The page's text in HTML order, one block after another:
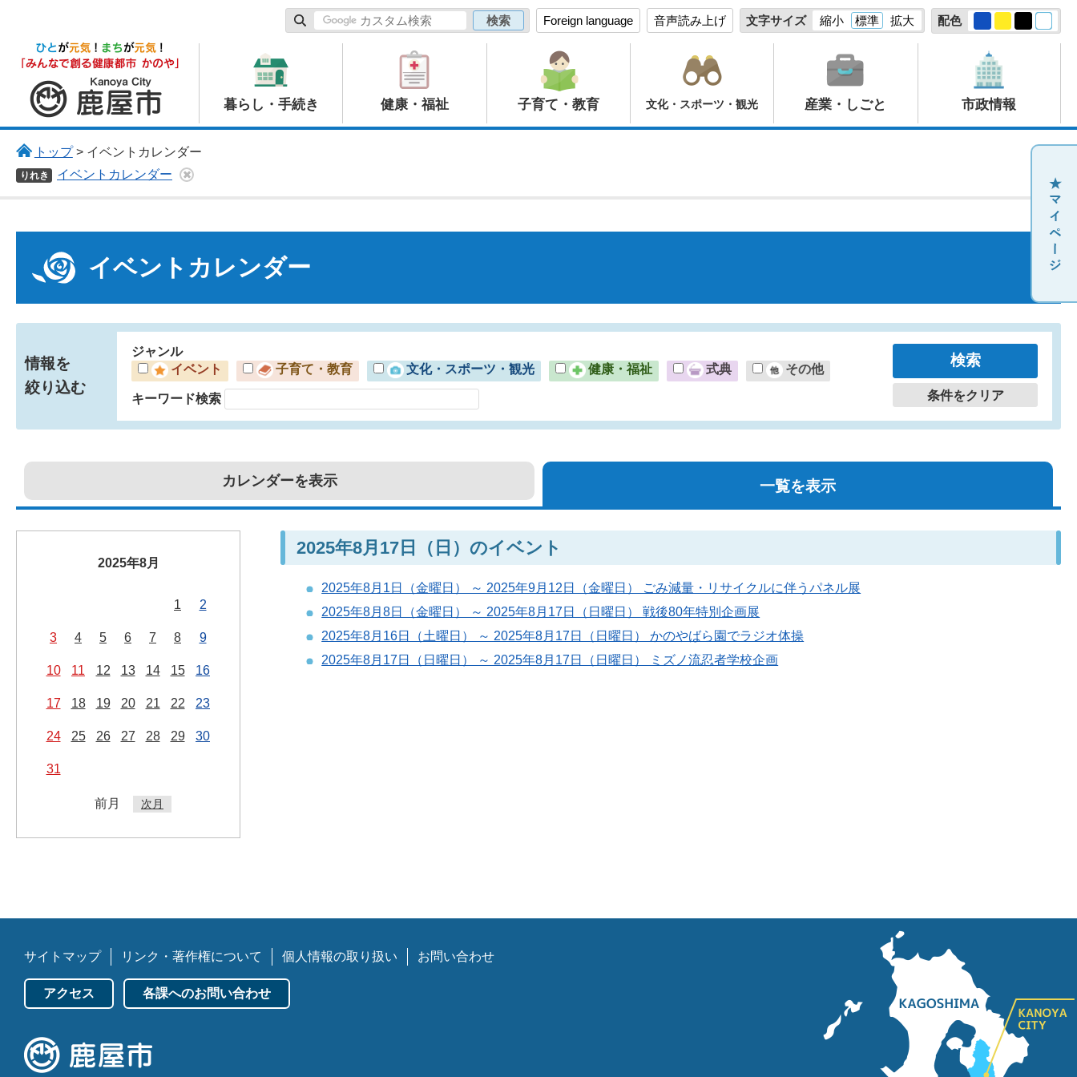
Foreign language 音声読み上げ 文字サイズ 縮小 標準 拡大 配色
鹿屋市
暮らし・手続き 健康・福祉 子育て・教育 文化・スポーツ・観光 産業・しごと 市政情報
トップ> イベントカレンダー
りれき イベントカレンダー
イベントカレンダー
情報を
絞り込む
ジャンル
イベント
子育て・教育 文化・スポーツ・観光 健康・福祉 式典 その他
キーワード検索 条件をクリア
カレンダーを表示 一覧を表示
2025年8月
1 2
3 4 5 6 7 8 9
10 11 12 13 14 15 16
17 18 19 20 21 22 23
24 25 26 27 28 29 30
31
前月 次月
2025年8月17日（日）のイベント
2025年8月1日（金曜日） ～ 2025年9月12日（金曜日） ごみ減量・リサイクルに伴うパネル展
2025年8月8日（金曜日） ～ 2025年8月17日（日曜日） 戦後80年特別企画展
2025年8月16日（土曜日） ～ 2025年8月17日（日曜日） かのやばら園でラジオ体操
2025年8月17日（日曜日） ～ 2025年8月17日（日曜日） ミズノ流忍者学校企画
サイトマップ リンク・著作権について 個人情報の取り扱い お問い合わせ
アクセス 各課へのお問い合わせ